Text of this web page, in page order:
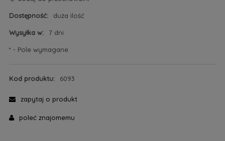
Dostępność: duża ilość
Wysyłka w: 7 dni
* - Pole wymagane
Kod produktu: 6093
zapytaj o produkt
poleć znajomemu